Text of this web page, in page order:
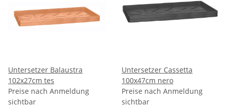
Untersetzer Balaustra
102x27cm tes
Preise nach Anmeldung
sichtbar
Untersetzer Cassetta
100x47cm nero
Preise nach Anmeldung
sichtbar